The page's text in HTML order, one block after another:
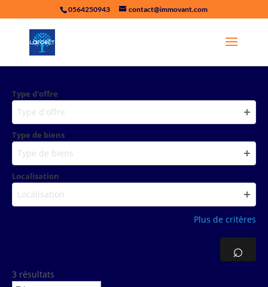
0564250943 contact@immovant.com
Type d'offre
Type d'offre
Type de biens
Type de biens
Localisation
Localisation
Plus de critères
⌕
3 résultats